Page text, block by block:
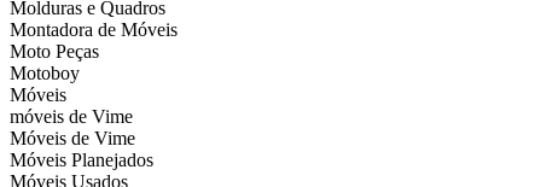
Molduras e Quadros
Montadora de Móveis
Moto Peças
Motoboy
Móveis
móveis de Vime
Móveis de Vime
Móveis Planejados
Móveis Usados